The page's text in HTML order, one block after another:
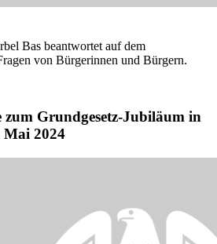
Bas beantwortet auf dem
von Bürgerinnen und Bürgern.
zum Grundgesetz-Jubiläum in
2024